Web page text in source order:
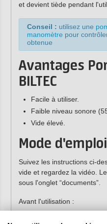
et devient tiède pendant
Conseil : utilisez une
manomètrepour
obtenue
Avantages
BILTEC
Facile à utiliser.
Faible niveau sonore
Vide élevé.
Mode d'emploi
Suivez les instructions ci-
vide et regardez la vidéo.
sous l'onglet “documents”.
Avant l'utilisation :